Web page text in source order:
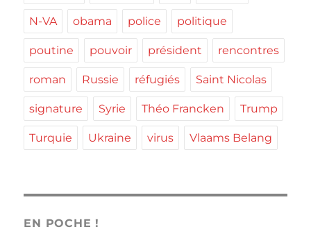
N-VA obama police politique
poutine pouvoir président rencontres
roman Russie réfugiés Saint Nicolas
signature Syrie Théo Francken Trump
Turquie Ukraine virus Vlaams Belang
EN POCHE !